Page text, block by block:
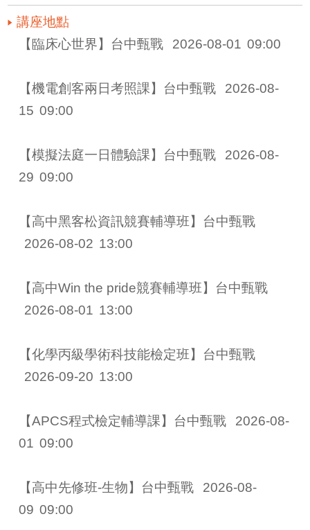
講座地點
【臨床心世界】台中甄戰
2026-08-01 09:00
【機電創客兩日考照課】台中甄戰
2026-08-
15 09:00
【模擬法庭一日體驗課】台中甄戰
2026-08-
29 09:00
2026-08-02 13:00
2026-08-01 13:00
2026-09-20 13:00
【APCS程式檢定輔導課】台中甄戰
2026-08-
01 09:00
【高中先修班-生物】台中甄戰
2026-08-
09 09:00